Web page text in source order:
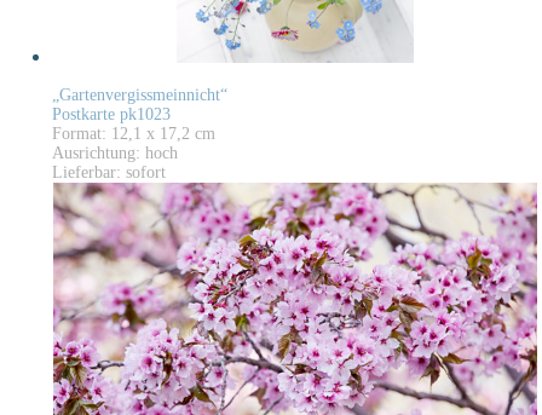
„Gartenvergissmeinnicht“
Postkarte pk1023
Format: 12,1 x 17,2 cm
Ausrichtung: hoch
Lieferbar: sofort